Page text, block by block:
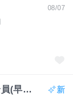
08/07
高雄(北區)-(鼓山、三民區)機動保全員(早班)-40000-42000元/作4休2-任經理